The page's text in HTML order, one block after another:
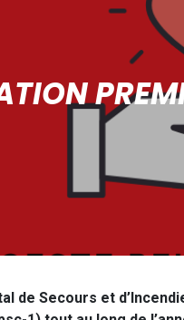
de Secours et